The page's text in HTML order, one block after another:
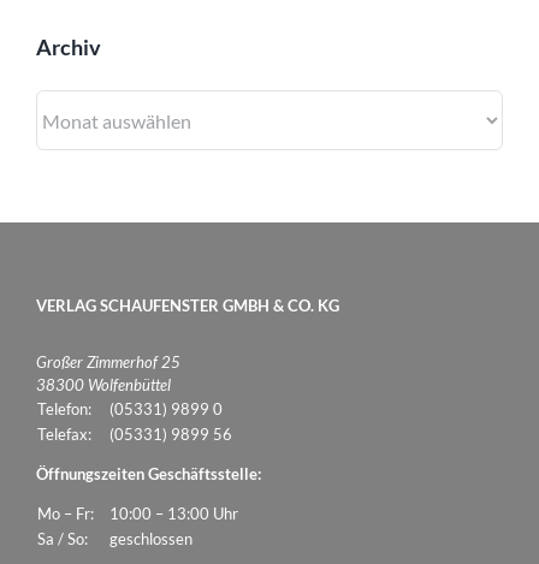
Archiv
VERLAG SCHAUFENSTER GMBH & CO. KG
Großer Zimmerhof 25
38300 Wolfenbüttel
Telefon:
(05331) 9899 0
Telefax:
(05331) 9899 56
Öffnungszeiten Geschäftsstelle:
Mo – Fr:
10:00 – 13:00 Uhr
Sa / So:
geschlossen